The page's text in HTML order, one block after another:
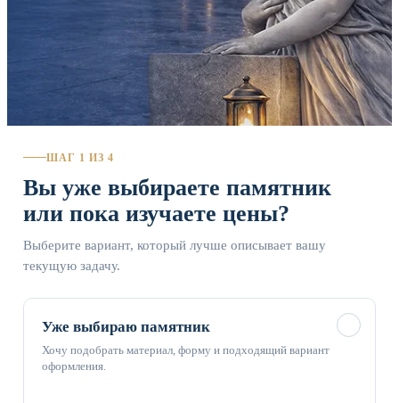
ШАГ 1 ИЗ 4
Вы уже выбираете памятник
или пока изучаете цены?
Выберите вариант, который лучше описывает вашу
текущую задачу.
Уже выбираю памятник
Хочу подобрать материал, форму и подходящий вариант
оформления.